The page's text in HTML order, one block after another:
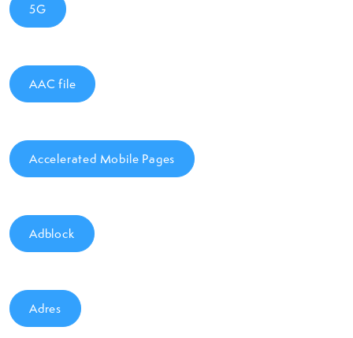
5G
AAC file
Accelerated Mobile Pages
Adblock
Adres